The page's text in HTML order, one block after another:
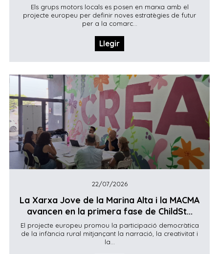
Els grups motors locals es posen en marxa amb el
projecte europeu per definir noves estratègies de futur
per a la comarc...
Llegir
22/07/2026
La Xarxa Jove de la Marina Alta i la MACMA
avancen en la primera fase de ChildSt...
El projecte europeu promou la participació democràtica
de la infància rural mitjançant la narració, la creativitat i
la...